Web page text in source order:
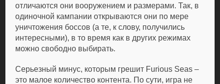
отличаются они вооружением и размерами. Так, в
одиночной кампании открываются они по мере
уничтожения боссов (а те, к слову, получились
интересными), в то время как в других режимах
можно свободно выбирать.
Серьезный минус, которым грешит Furious Seas –
это малое количество контента. По сути, игра не